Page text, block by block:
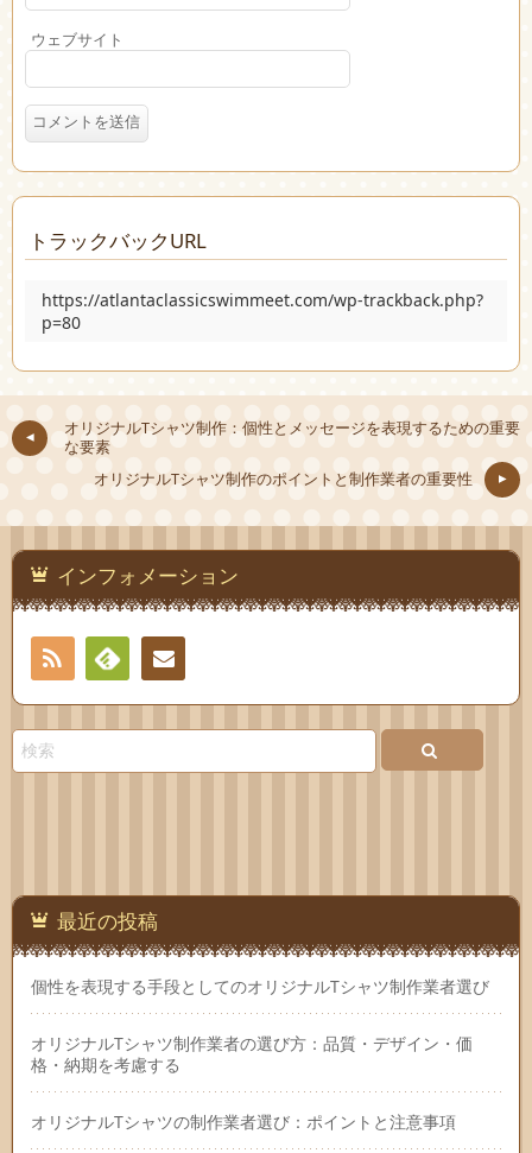
ウェブサイト
トラックバックURL
https://atlantaclassicswimmeet.com/wp-trackback.php?
p=80
オリジナルTシャツ制作：個性とメッセージを表現するための重要
な要素
オリジナルTシャツ制作のポイントと制作業者の重要性
インフォメーション
RSS
Feedlyお問
最近の投稿
個性を表現する手段としてのオリジナルTシャツ制作業者選び
オリジナルTシャツ制作業者の選び方：品質・デザイン・価
格・納期を考慮する
オリジナルTシャツの制作業者選び：ポイントと注意事項